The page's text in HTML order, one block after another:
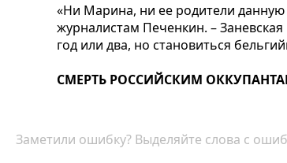
«Ни Марина, ни ее родители
журналистам Печенкин. –
год или два, но становиться
СМЕРТЬ РОССИЙСКИМ
Заметили ошибку? Выделяйте слова с